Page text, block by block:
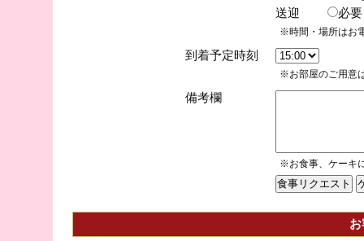
送迎
※時間・場所はお
到着予定時刻
※お部屋のご用意
備考欄
※お食事、ケーキ